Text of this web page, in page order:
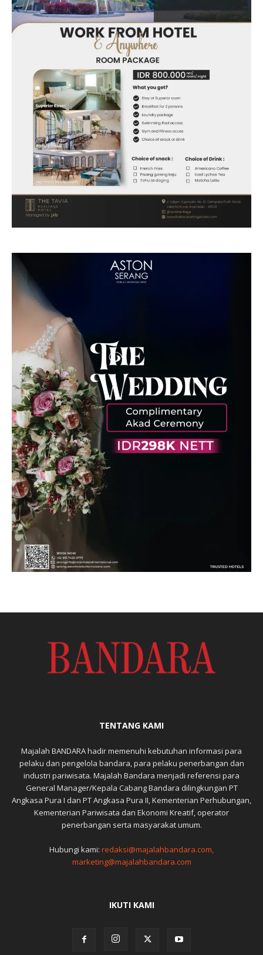
TENTANG KAMI
Majalah BANDARA hadir memenuhi kebutuhan informasi para
pelaku dan pengelola bandara, para pelaku penerbangan dan
industri pariwisata. Majalah Bandara menjadi referensi para
General Manager/Kepala Cabang Bandara dilingkungan PT
Angkasa Pura I dan PT Angkasa Pura II, Kementerian Perhubungan,
Kementerian Pariwisata dan Ekonomi Kreatif, operator
penerbangan serta masyarakat umum.
Hubungi kami: redaksi@majalahbandara.com,
marketing@majalahbandara.com
IKUTI KAMI